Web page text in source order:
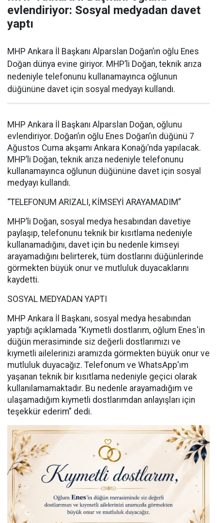
evlendiriyor: Sosyal medyadan davet
yaptı
MHP Ankara İl Başkanı Alparslan Doğan’ın oğlu Enes
Doğan dünya evine giriyor. MHP’li Doğan, teknik arıza
nedeniyle telefonunu kullanamayınca oğlunun
düğününe davet için sosyal medyayı kullandı.
MHP Ankara İl Başkanı Alparslan Doğan, oğlunu
evlendiriyor. Doğan’ın oğlu Enes Doğan’ın düğünü 7
Ağustos Cuma akşamı Ankara Konağı’nda yapılacak.
MHP’li Doğan, teknik arıza nedeniyle telefonunu
kullanamayınca oğlunun düğününe davet için sosyal
medyayı kullandı.
“TELEFONUM ARIZALI, KİMSEYİ ARAYAMADIM”
MHP’li Doğan, sosyal medya hesabından davetiye
paylaşıp, telefonunu teknik bir kısıtlama nedeniyle
kullanamadığını, davet için bu nedenle kimseyi
arayamadığını belirterek, tüm dostlarını düğünlerinde
görmekten büyük onur ve mutluluk duyacaklarını
kaydetti.
SOSYAL MEDYADAN YAPTI
MHP Ankara İl Başkanı, sosyal medya hesabından
yaptığı açıklamada “Kıymetli dostlarım, oğlum Enes'in
düğün merasiminde siz değerli dostlarımızı ve
kıymetli ailelerinizi aramızda görmekten büyük onur ve
mutluluk duyacağız. Telefonum ve WhatsApp'ım
yaşanan teknik bir kısıtlama nedeniyle geçici olarak
kullanılamamaktadır. Bu nedenle arayamadığım ve
ulaşamadığım kıymetli dostlarımdan anlayışları için
teşekkür ederim” dedi.